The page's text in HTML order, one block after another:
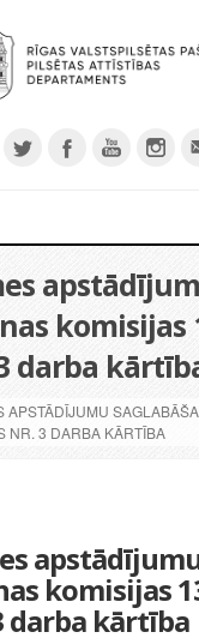
komisijas
darba
APSTĀDĪJUMU
NR. 3 DARBA KĀRTĪBA
komisijas
darba kārtība